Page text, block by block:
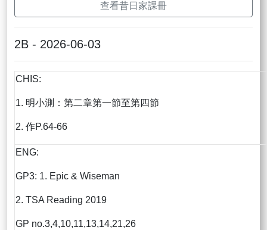
查看昔日家課冊
2B - 2026-06-03
CHIS:
1. 明小測：第二章第一節至第四節
2. 作P.64-66
ENG:
GP3: 1. Epic & Wiseman
2. TSA Reading 2019
GP no.3,4,10,11,13,14,21,26